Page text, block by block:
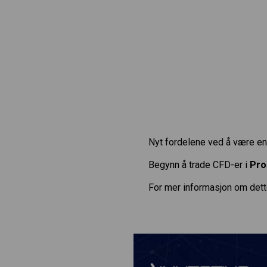
Nyt fordelene ved å være
Begynn å trade CFD-er i
For mer informasjon om